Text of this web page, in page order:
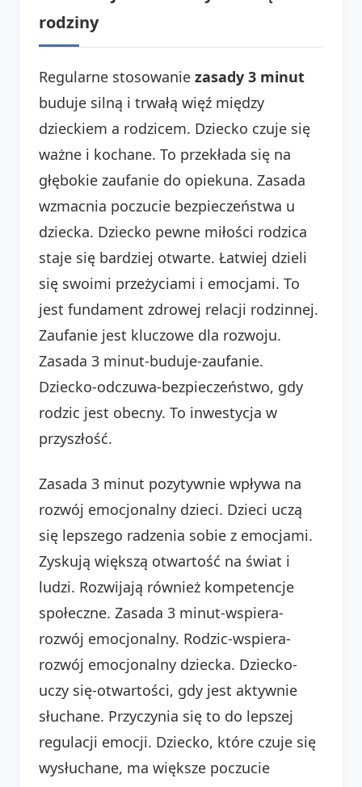
rodziny
Regularne stosowanie zasady 3 minut
buduje silną i trwałą więź między
dzieckiem a rodzicem. Dziecko czuje się
ważne i kochane. To przekłada się na
głębokie zaufanie do opiekuna. Zasada
wzmacnia poczucie bezpieczeństwa u
dziecka. Dziecko pewne miłości rodzica
staje się bardziej otwarte. Łatwiej dzieli
się swoimi przeżyciami i emocjami. To
jest fundament zdrowej relacji rodzinnej.
Zaufanie jest kluczowe dla rozwoju.
Zasada 3 minut-buduje-zaufanie.
Dziecko-odczuwa-bezpieczeństwo, gdy
rodzic jest obecny. To inwestycja w
przyszłość.
Zasada 3 minut pozytywnie wpływa na
rozwój emocjonalny dzieci. Dzieci uczą
się lepszego radzenia sobie z emocjami.
Zyskują większą otwartość na świat i
ludzi. Rozwijają również kompetencje
społeczne. Zasada 3 minut-wspiera-
rozwój emocjonalny. Rodzic-wspiera-
rozwój emocjonalny dziecka. Dziecko-
uczy się-otwartości, gdy jest aktywnie
słuchane. Przyczynia się to do lepszej
regulacji emocji. Dziecko, które czuje się
wysłuchane, ma większe poczucie